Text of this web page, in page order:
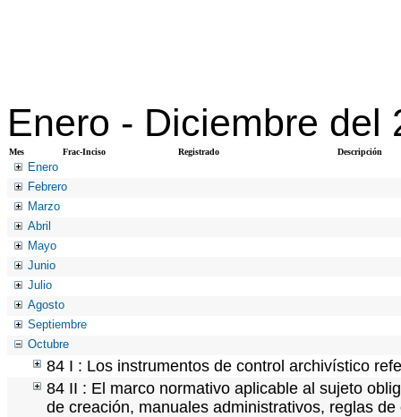
Enero - Diciembre del
Mes Frac-Inciso Registrado Descripción
Enero
Febrero
Marzo
Abril
Mayo
Junio
Julio
Agosto
Septiembre
Octubre
84 I : Los instrumentos de control archivístico
84 II : El marco normativo aplicable al sujeto
de creación, manuales administrativos, reglas